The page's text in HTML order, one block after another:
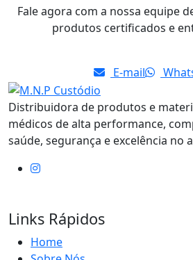
Fale agora com a nossa equipe
produtos certificados e
E-mail
Distribuidora de produtos e
médicos de alta performance,
saúde, segurança e excelência no
Links Rápidos
Home